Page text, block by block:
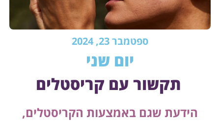
ספטמבר 23, 2024
יום שני
תקשור עם קריסטלים
הידעת שגם באמצעות הקריסטלים,